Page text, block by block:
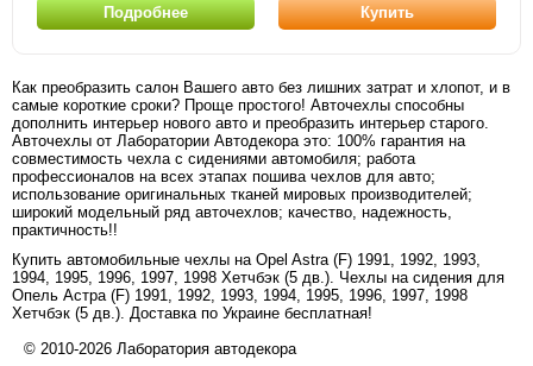
Подробнее Купить
Как преобразить салон Вашего авто без лишних затрат и хлопот, и в
самые короткие сроки? Проще простого! Авточехлы способны
дополнить интерьер нового авто и преобразить интерьер старого.
Авточехлы от Лаборатории Автодекора это: 100% гарантия на
совместимость чехла с сидениями автомобиля; работа
профессионалов на всех этапах пошива чехлов для авто;
использование оригинальных тканей мировых производителей;
широкий модельный ряд авточехлов; качество, надежность,
практичность!!
Купить автомобильные чехлы на Opel Astra (F) 1991, 1992, 1993,
1994, 1995, 1996, 1997, 1998 Хетчбэк (5 дв.). Чехлы на сидения для
Опель Астра (F) 1991, 1992, 1993, 1994, 1995, 1996, 1997, 1998
Хетчбэк (5 дв.). Доставка по Украине бесплатная!
© 2010-2026 Лаборатория автодекора